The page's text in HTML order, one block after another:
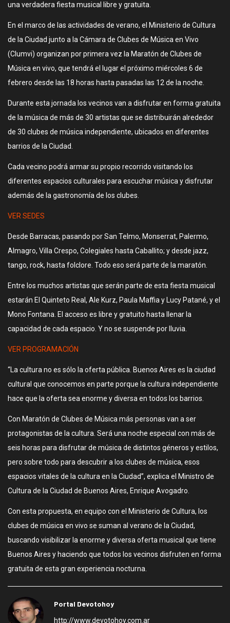
una verdadera fiesta musical libre y gratuita.
En el marco de las actividades de verano, el Ministerio de Cultura
de la Ciudad junto a la Cámara de Clubes de Música en Vivo
(Clumvi) organizan por primera vez la Maratón de Clubes de
Música en vivo, que tendrá el lugar el próximo miércoles 6 de
febrero desde las 18 horas hasta pasadas las 12 de la noche.
Durante esta jornada los vecinos van a disfrutar en forma gratuita
de la música de más de 30 artistas que se distribuirán alrededor
de 30 clubes de música independiente, ubicados en diferentes
barrios de la Ciudad.
Cada vecino podrá armar su propio recorrido visitando los
diferentes espacios culturales para escuchar música y disfrutar
además de la gastronomía de los clubes.
VER SEDES
Desde Barracas, pasando por San Telmo, Monserrat, Palermo,
Almagro, Villa Crespo, Colegiales hasta Caballito; y desde jazz,
tango, rock, hasta folclore. Todo eso será parte de la maratón.
Entre los muchos artistas que serán parte de esta fiesta musical
estarán El Quinteto Real, Ale Kurz, Paula Maffia y Lucy Patané, y el
Mono Fontana. El acceso es libre y gratuito hasta llenar la
capacidad de cada espacio. Y no se suspende por lluvia.
VER PROGRAMACIÓN
“La cultura no es sólo la oferta pública. Buenos Aires es la ciudad
cultural que conocemos en parte porque la cultura independiente
hace que la oferta sea enorme y diversa en todos los barrios.
Con Maratón de Clubes de Música más personas van a ser
protagonistas de la cultura. Será una noche especial con más de
seis horas para disfrutar de música de distintos géneros y estilos,
pero sobre todo para descubrir a los clubes de música, esos
espacios vitales de la cultura en la Ciudad”, explica el Ministro de
Cultura de la Ciudad de Buenos Aires, Enrique Avogadro.
Con esta propuesta, en equipo con el Ministerio de Cultura, los
clubes de música en vivo se suman al verano de la Ciudad,
buscando visibilizar la enorme y diversa oferta musical que tiene
Buenos Aires y haciendo que todos los vecinos disfruten en forma
gratuita de esta gran experiencia nocturna.
Portal Devotohoy
http://www.devotohoy.com.ar